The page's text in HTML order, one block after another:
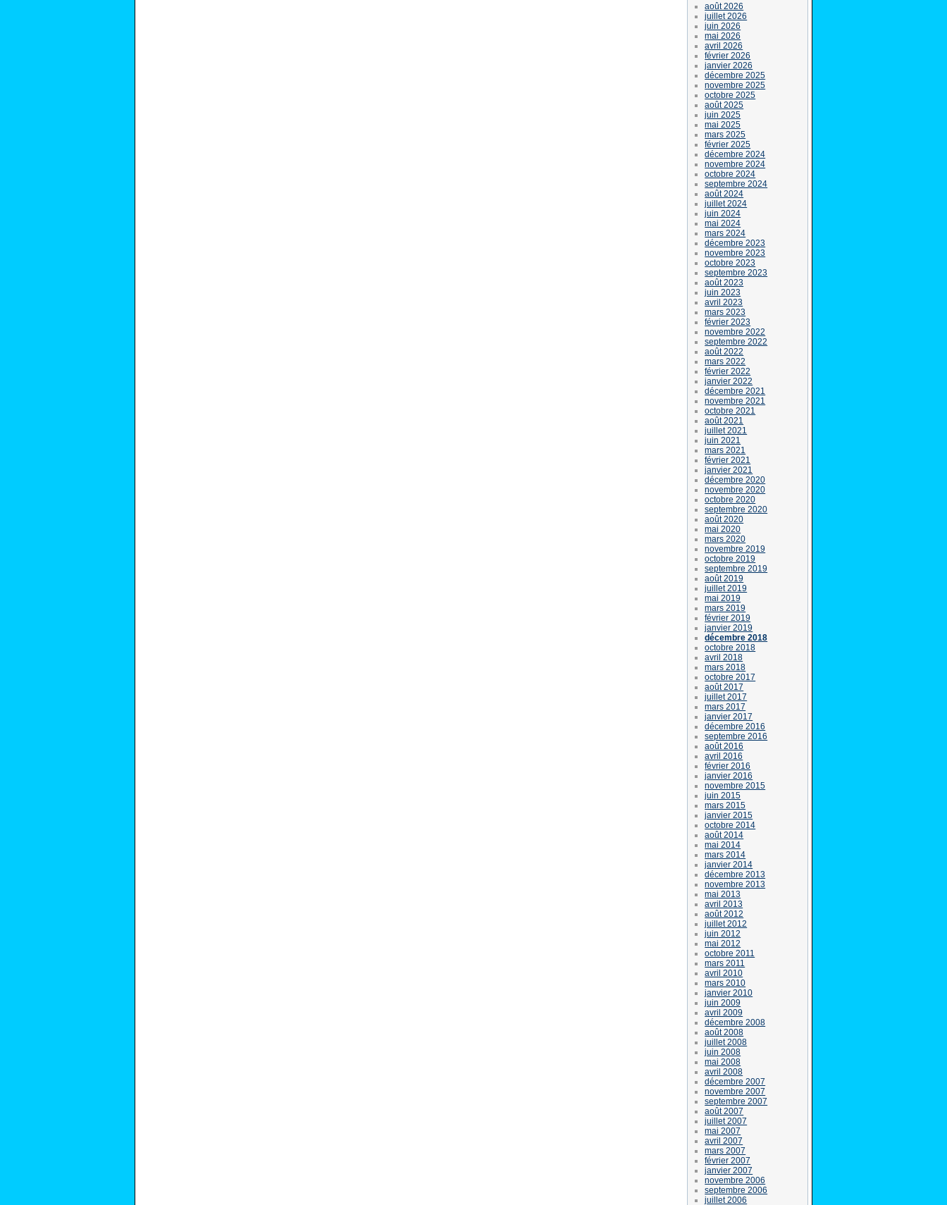
août 2026
juillet 2026
juin 2026
mai 2026
avril 2026
février 2026
janvier 2026
décembre 2025
novembre 2025
octobre 2025
août 2025
juin 2025
mai 2025
mars 2025
février 2025
décembre 2024
novembre 2024
octobre 2024
septembre 2024
août 2024
juillet 2024
juin 2024
mai 2024
mars 2024
décembre 2023
novembre 2023
octobre 2023
septembre 2023
août 2023
juin 2023
avril 2023
mars 2023
février 2023
novembre 2022
septembre 2022
août 2022
mars 2022
février 2022
janvier 2022
décembre 2021
novembre 2021
octobre 2021
août 2021
juillet 2021
juin 2021
mars 2021
février 2021
janvier 2021
décembre 2020
novembre 2020
octobre 2020
septembre 2020
août 2020
mai 2020
mars 2020
novembre 2019
octobre 2019
septembre 2019
août 2019
juillet 2019
mai 2019
mars 2019
février 2019
janvier 2019
décembre 2018
octobre 2018
avril 2018
mars 2018
octobre 2017
août 2017
juillet 2017
mars 2017
janvier 2017
décembre 2016
septembre 2016
août 2016
avril 2016
février 2016
janvier 2016
novembre 2015
juin 2015
mars 2015
janvier 2015
octobre 2014
août 2014
mai 2014
mars 2014
janvier 2014
décembre 2013
novembre 2013
mai 2013
avril 2013
août 2012
juillet 2012
juin 2012
mai 2012
octobre 2011
mars 2011
avril 2010
mars 2010
janvier 2010
juin 2009
avril 2009
décembre 2008
août 2008
juillet 2008
juin 2008
mai 2008
avril 2008
décembre 2007
novembre 2007
septembre 2007
août 2007
juillet 2007
mai 2007
avril 2007
mars 2007
février 2007
janvier 2007
novembre 2006
septembre 2006
juillet 2006